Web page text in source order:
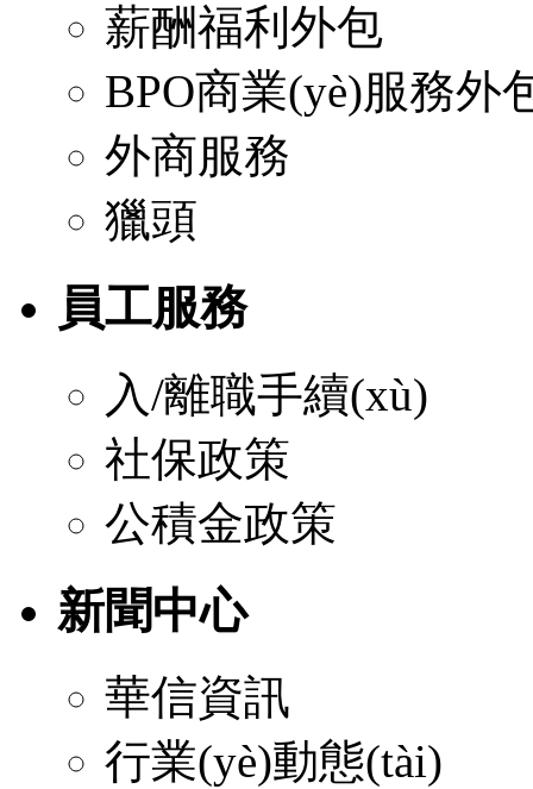
薪酬福利外包
BPO商業(yè)服務外
外商服務
獵頭
員工服務
入/離職手續(xù)
社保政策
公積金政策
新聞中心
華信資訊
行業(yè)動態(tài)